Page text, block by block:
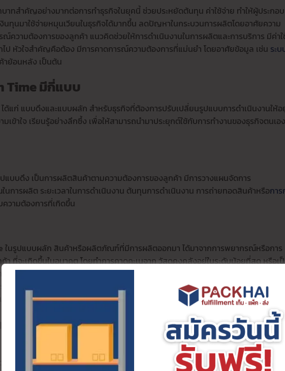
าทสำคัญอย่างมากต่อการทำธุรกิจในยุคนี้ ช่วยประหยัดต้นทุน ค่าใช้จ่าย ทำให้ผู้ประกอบ
ทุนมาใช้จ่ายหมุนเวียนในธุรกิจได้มากขึ้น ลดปัญหาในกระบวนการผลิตโดยอาศัยความ
ความต้องการของลูกค้า แนวคิดช่วยให้การดำเนินงานในการผลิตและการบริการ มีค่า
ป หัวใจสำคัญคือต้อง มีการคาดการณ์ความต้องการที่แม่นยำ โดยอาศัยข้อมูล เช่น ระบ
าย้อนหลัง เป็นต้น
Time มีกี่แบบ
ด้แก่ แบบดึงและแบบผลัก สำหรับธุรกิจที่ต้องการปรับเปลี่ยนรูปแบบการดำเนินงานให้อ
เข้าใจ เรียนรู้อย่างลึกซึ้ง เพื่อให้สามารถนำมาประยุกต์ใช้กับการทำงานของธุรกิจตนเอง
แบบดึง เป็นการผลิตสินค้าตามความต้องการของลูกค้า มีการวางแผนจัดการ
การผลิต ระยะเวลาในการดำเนินงาน ต้นทุนการดำเนินงาน การถ่ายทอดสินค้าหรือการ
วามต้องการที่เกิดขึ้น
ในรูปแบบผลัก สินค้าหรือผลิตภัณฑ์ที่มีการผลิตออกมา ได้มาจากการพยากรณ์หรือการ
ที่จะเกิดขึ้นในอนาคต โดยทำการคาดคะเนจาก วัสดุคงคลังอยู่ในระดับน้อยที่สุด หรือเ
รผลิต ลดให้เหลือน้อยสุด หรือการกำจัดของเสียที่เกิดขึ้นในขั้นตอนการผลิต หรือการขจัด
ลิตมากเกินไป การรอคอย การขนส่งเกิดความจำเป็น การเคลื่อนไหวที่ไม่จำเป็น มีสินค้า
ได้มาตรฐาน
รจัดการแบบ
ยประหยัดต้นทุนในการจัด